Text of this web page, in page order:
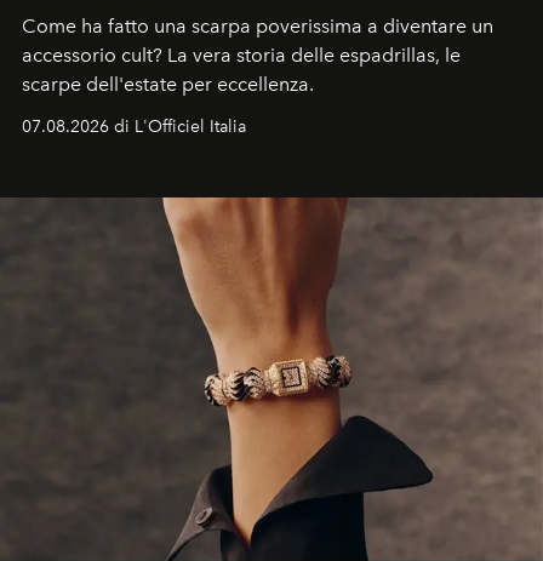
Come ha fatto una scarpa poverissima a diventare un
accessorio cult? La vera storia delle espadrillas, le
scarpe dell'estate per eccellenza.
07.08.2026 di L'Officiel Italia